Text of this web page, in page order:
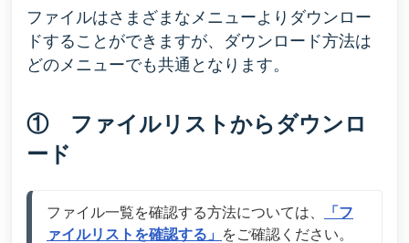
ファイルはさまざまなメニューよりダウンロー
ドすることができますが、ダウンロード方法は
どのメニューでも共通となります。
① ファイルリストからダウンロ
ード
ファイル一覧を確認する方法については、
「フ
ァイルリストを確認する」 をご確認ください。